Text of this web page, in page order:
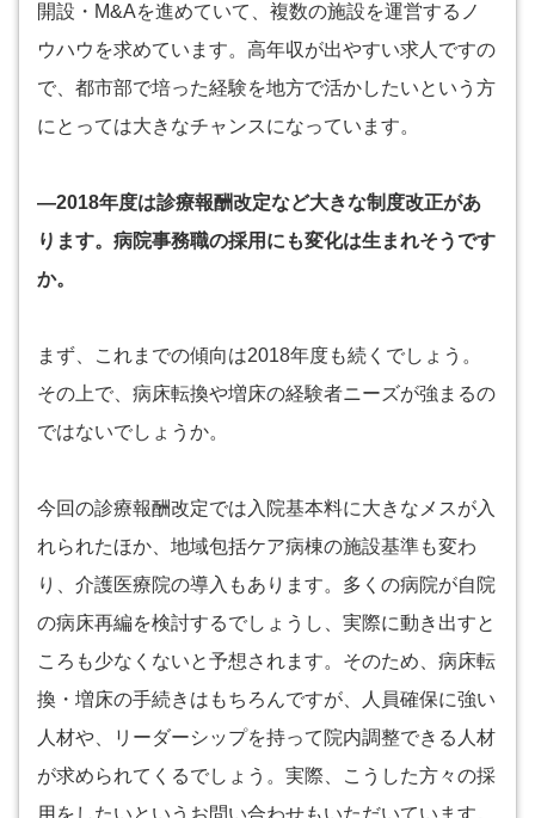
開設・M&Aを進めていて、複数の施設を運営するノ
ウハウを求めています。高年収が出やすい求人ですの
で、都市部で培った経験を地方で活かしたいという方
にとっては大きなチャンスになっています。
―2018年度は診療報酬改定など大きな制度改正があ
ります。病院事務職の採用にも変化は生まれそうです
か。
まず、これまでの傾向は2018年度も続くでしょう。
その上で、病床転換や増床の経験者ニーズが強まるの
ではないでしょうか。
今回の診療報酬改定では入院基本料に大きなメスが入
れられたほか、地域包括ケア病棟の施設基準も変わ
り、介護医療院の導入もあります。多くの病院が自院
の病床再編を検討するでしょうし、実際に動き出すと
ころも少なくないと予想されます。そのため、病床転
換・増床の手続きはもちろんですが、人員確保に強い
人材や、リーダーシップを持って院内調整できる人材
が求められてくるでしょう。実際、こうした方々の採